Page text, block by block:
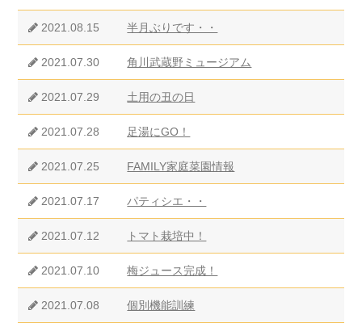
2021.08.15 半月ぶりです・・
2021.07.30 角川武蔵野ミュージアム
2021.07.29 土用の丑の日
2021.07.28 足湯にGO！
2021.07.25 FAMILY家庭菜園情報
2021.07.17 パティシエ・・
2021.07.12 トマト栽培中！
2021.07.10 梅ジュース完成！
2021.07.08 個別機能訓練